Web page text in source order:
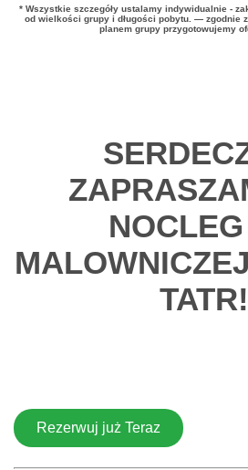
* Wszystkie szczegóły ustalamy indywidualnie -
od wielkości grupy i długości pobytu. — zgodnie
planem grupy przygotowujemy
TATR!
Rezerwuj już Teraz